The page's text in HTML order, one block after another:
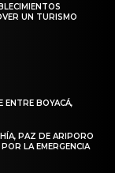
UN TURISMO
ENTRE BOYACÁ,
PAZ DE ARIPORO
LA EMERGENCIA